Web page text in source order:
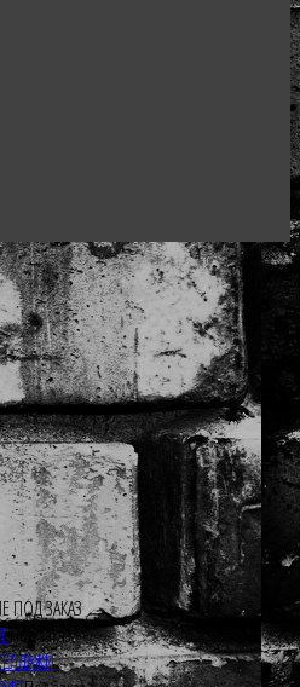
ПОД ЗАКАЗ
Под заказ